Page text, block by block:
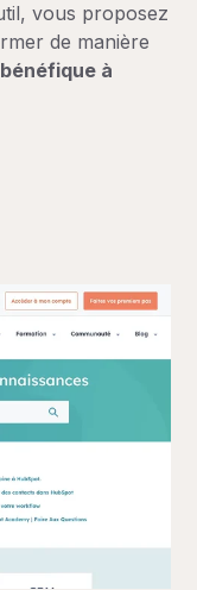
vous proposez
de manière
bénéfique à